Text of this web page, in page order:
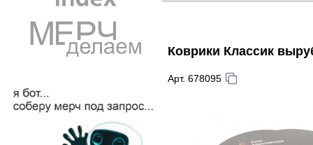
Коврики Классик
Арт. 678095